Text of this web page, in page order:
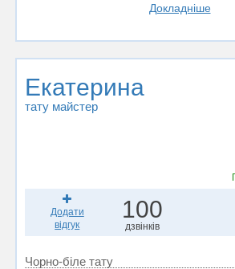
Докладніше
Екатерина
тату майстер
Додати
відгук
100
дзвінків
Чорно-біле тату